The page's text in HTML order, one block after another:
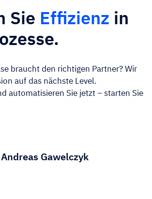
Sie Effizienz in
braucht den richtigen Partner? Wir
auf das nächste Level.
automatisieren Sie jetzt – starten Sie
Andreas Gawelczyk